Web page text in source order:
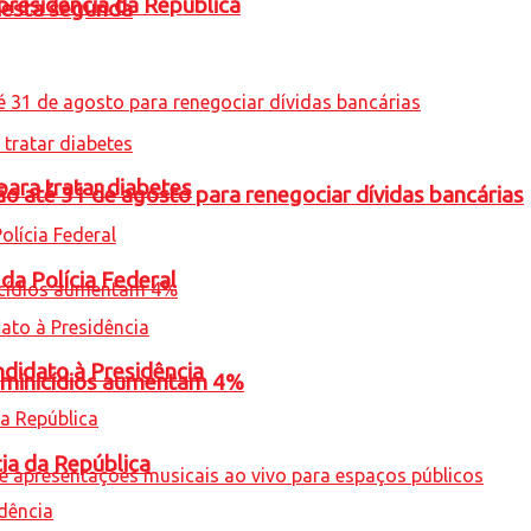
segunda
até 31 de agosto para renegociar dívidas bancárias
aumentam 4%
tratar diabetes
Polícia Federal
à Presidência
da República